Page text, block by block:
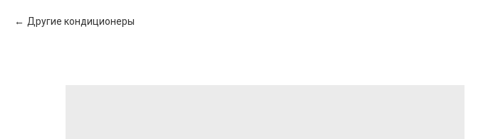
Другие кондиционеры